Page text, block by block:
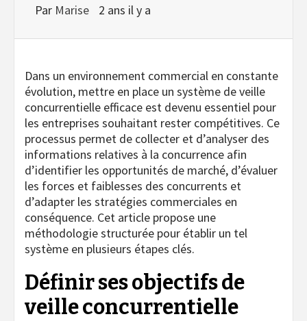
Par Marise 2 ans il y a
Dans un environnement commercial en constante
évolution, mettre en place un système de veille
concurrentielle efficace est devenu essentiel pour
les entreprises souhaitant rester compétitives. Ce
processus permet de collecter et d’analyser des
informations relatives à la concurrence afin
d’identifier les opportunités de marché, d’évaluer
les forces et faiblesses des concurrents et
d’adapter les stratégies commerciales en
conséquence. Cet article propose une
méthodologie structurée pour établir un tel
système en plusieurs étapes clés.
Définir ses objectifs de
veille concurrentielle